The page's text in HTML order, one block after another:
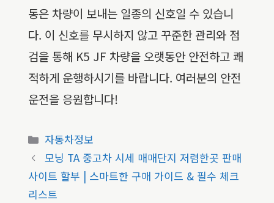
동은 차량이 보내는 일종의 신호일 수 있습니
다. 이 신호를 무시하지 않고 꾸준한 관리와 점
검을 통해 K5 JF 차량을 오랫동안 안전하고 쾌
적하게 운행하시기를 바랍니다. 여러분의 안전
운전을 응원합니다!
카
테
고
리
자동차정보
모닝 TA 중고차 시세 매매단지 저렴한곳 판매
사이트 할부 | 스마트한 구매 가이드 & 필수 체크
리스트